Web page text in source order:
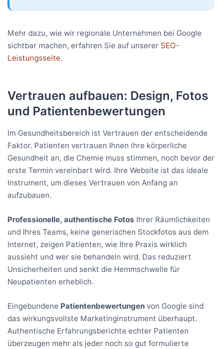
Mehr dazu, wie wir regionale Unternehmen bei Google
sichtbar machen, erfahren Sie auf unserer SEO-
Leistungsseite.
Vertrauen aufbauen: Design, Fotos
und Patientenbewertungen
Im Gesundheitsbereich ist Vertrauen der entscheidende
Faktor. Patienten vertrauen Ihnen ihre körperliche
Gesundheit an, die Chemie muss stimmen, noch bevor der
erste Termin vereinbart wird. Ihre Website ist das ideale
Instrument, um dieses Vertrauen von Anfang an
aufzubauen.
Professionelle, authentische Fotos Ihrer Räumlichkeiten
und Ihres Teams, keine generischen Stockfotos aus dem
Internet, zeigen Patienten, wie Ihre Praxis wirklich
aussieht und wer sie behandeln wird. Das reduziert
Unsicherheiten und senkt die Hemmschwelle für
Neupatienten erheblich.
Eingebundene Patientenbewertungen von Google sind
das wirkungsvollste Marketinginstrument überhaupt.
Authentische Erfahrungsberichte echter Patienten
überzeugen mehr als jeder noch so gut formulierte